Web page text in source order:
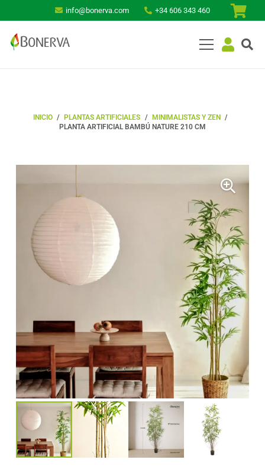
info@bonerva.com +34 606 343 460
INICIO / PLANTAS ARTIFICIALES / MINIMALISTAS Y ZEN
/
PLANTA ARTIFICIAL BAMBÚ NATURE 210 CM